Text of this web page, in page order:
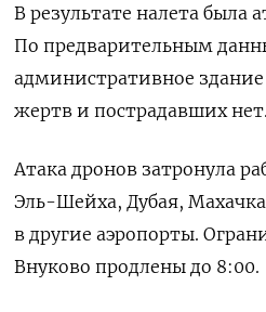
В результате налета была
По предварительным
административное
жертв и пострадавших нет.
Атака дронов затронула
Эль-Шейха, Дубая,
в другие аэропорты.
Внуково продлены до 8:00.